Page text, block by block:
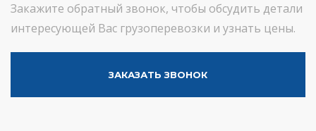
Закажите обратный звонок, чтобы обсудить детали
интересующей Вас грузоперевозки и узнать цены.
ЗАКАЗАТЬ ЗВОНОК